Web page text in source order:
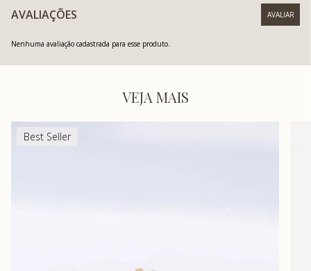
AVALIAÇÕES
Nenhuma avaliação cadastrada para esse produto.
VEJA MAIS
Best Seller